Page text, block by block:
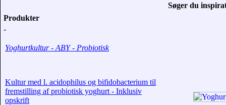
Søger du
Produkter
-
Yoghurtkultur - ABY - Probiotisk
Kultur med l. acidophilus og bifidobacterium til
fremstilling af probiotisk yoghurt - Inklusiv
opskrift